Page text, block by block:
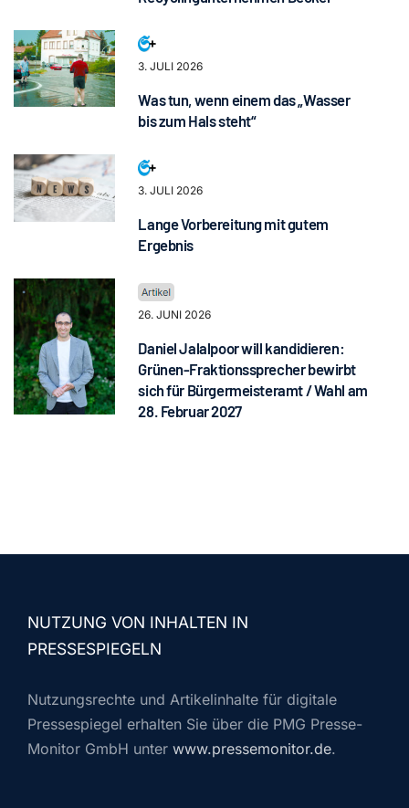
3. JULI 2026
Was tun, wenn einem das „Wasser
bis zum Hals steht“
3. JULI 2026
Lange Vorbereitung mit gutem
Ergebnis
26. JUNI 2026
Daniel Jalalpoor will kandidieren:
Grünen-Fraktionssprecher bewirbt
sich für Bürgermeisteramt / Wahl am
28. Februar 2027
NUTZUNG VON INHALTEN IN
PRESSESPIEGELN
Nutzungsrechte und Artikelinhalte für digitale
Pressespiegel erhalten Sie über die PMG Presse-
Monitor GmbH unter www.pressemonitor.de.